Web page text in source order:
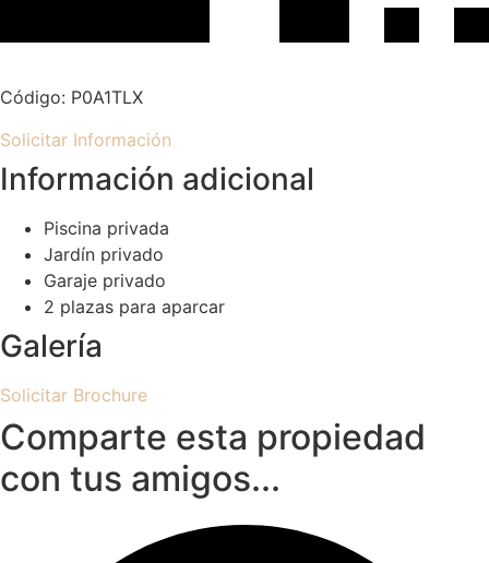
Código: P0A1TLX
Solicitar Información
Información adicional
Piscina privada
Jardín privado
Garaje privado
2 plazas para aparcar
Galería
Solicitar Brochure
Comparte esta propiedad
con tus amigos...